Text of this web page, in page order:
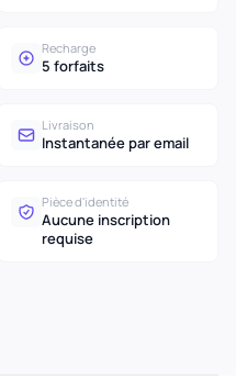
Recharge
5 forfaits
Livraison
Instantanée par email
Pièce d'identité
Aucune inscription
requise